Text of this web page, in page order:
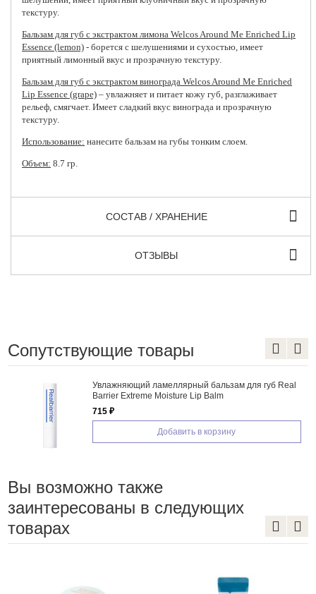
текстуру.
Бальзам для губ с экстрактом лимона Welcos Around Me Enriched Lip
Essence (lemon) - борется с шелушениями и сухостью, имеет
приятный лимонный вкус и прозрачную текстуру.
Бальзам для губ с экстрактом винограда Welcos Around Me Enriched
Lip Essence (grape) – увлажняет и питает кожу губ, разглаживает
рельеф, смягчает. Имеет сладкий вкус винограда и прозрачную
текстуру.
Использование: нанесите бальзам на губы тонким слоем.
Объем: 8.7 гр.
СОСТАВ / ХРАНЕНИЕ
ОТЗЫВЫ
Сопутствующие товары
Увлажняющий ламеллярный бальзам для губ Real
Barrier Extreme Moisture Lip Balm
715 ₽
Добавить в корзину
Вы возможно также
заинтересованы в следующих
товарах